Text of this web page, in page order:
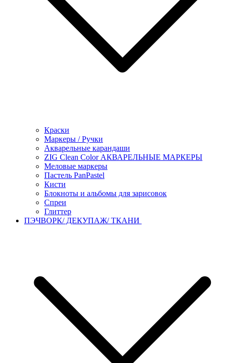
Краски
Маркеры / Ручки
Акварельные карандаши
ZIG Clean Color АКВАРЕЛЬНЫЕ МАРКЕРЫ
Меловые маркеры
Пастель PanPastel
Кисти
Блокноты и альбомы для зарисовок
Спреи
Глиттер
ПЭЧВОРК/ ДЕКУПАЖ/ ТКАНИ